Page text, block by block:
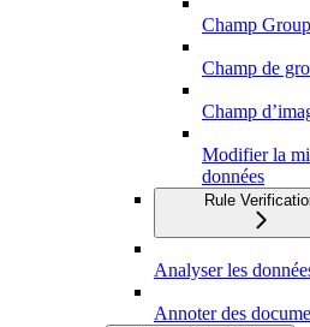
Champ Group
Champ de
Champ
Modifier la
données
Rule
Analyser les
Annoter des